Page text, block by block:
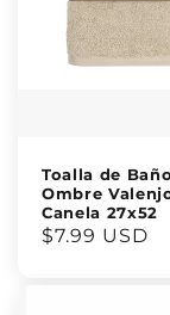
Toalla de
Ombre
Canela 27x52
Precio
$7.99 USD